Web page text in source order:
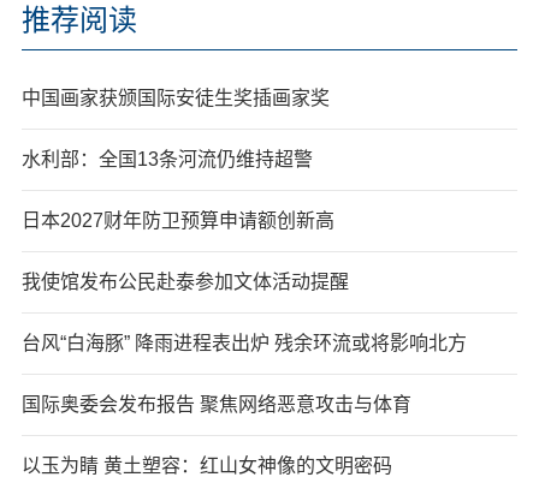
推荐阅读
中国画家获颁国际安徒生奖插画家奖
水利部：全国13条河流仍维持超警
日本2027财年防卫预算申请额创新高
我使馆发布公民赴泰参加文体活动提醒
台风“白海豚” 降雨进程表出炉 残余环流或将影响北方
国际奥委会发布报告 聚焦网络恶意攻击与体育
以玉为睛 黄土塑容：红山女神像的文明密码